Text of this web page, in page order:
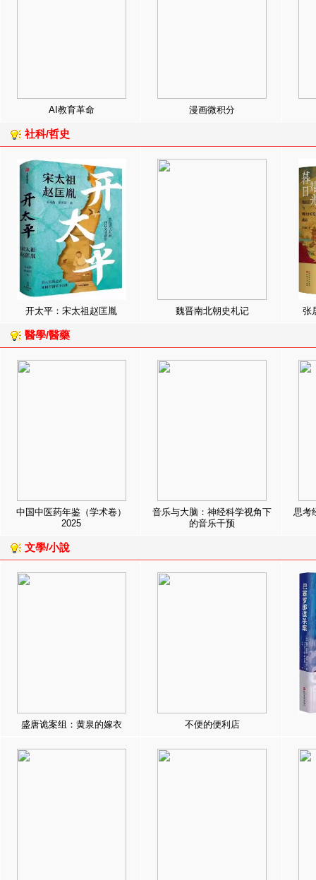
AI教育革命 漫画微积分
社科/哲史
开太平：宋太祖赵匡胤 魏晋南北朝史札记 张
醫學/醫藥
中国中医药年鉴（学术卷）
2025
音乐与大脑：神经科学视角下
的音乐干预
思考
文學/小說
盛唐诡案组：黄泉的嫁衣 不便的便利店